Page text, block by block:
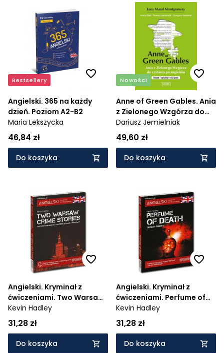
Popularne
Cena rosnąco
Cena malejąco
Od najnowszych
Od najstarszych
Bestsellery
Angielski. 365 na każdy
dzień. Poziom A2-B2
Maria Lekszycka
46,84 zł
Do koszyka
Nowości
Anne of Green Gables. Ania
z Zielonego Wzgórza do
czytania po angielsku.
Słownik + ćwiczenia + mp3
g
Dariusz Jemielniak
49,60 zł
Do koszyka
Angielski. Kryminał z
ćwiczeniami. Two Warsaw
Crime Stories. Historie
kryminalne. Mroczna
strona Warszawy
Kevin Hadley
31,28 zł
Do koszyka
Angielski. Kryminał z
ćwiczeniami. Perfume of
death. Zapach śmierci
Kevin Hadley
31,28 zł
Do koszyka